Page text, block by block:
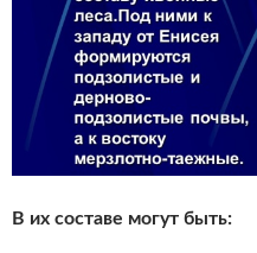
В их составе могут быть: